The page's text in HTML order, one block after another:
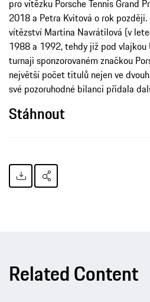
pro vítězku Porsche Tennis Grand
2018 a Petra Kvitová o rok
vítězství Martina Navrátilová (v
1988 a 1992, tehdy již pod vlajkou
turnaji sponzorovaném značkou
největší počet titulů nejen ve
své pozoruhodné bilanci přidala
Stáhnout
Related Content